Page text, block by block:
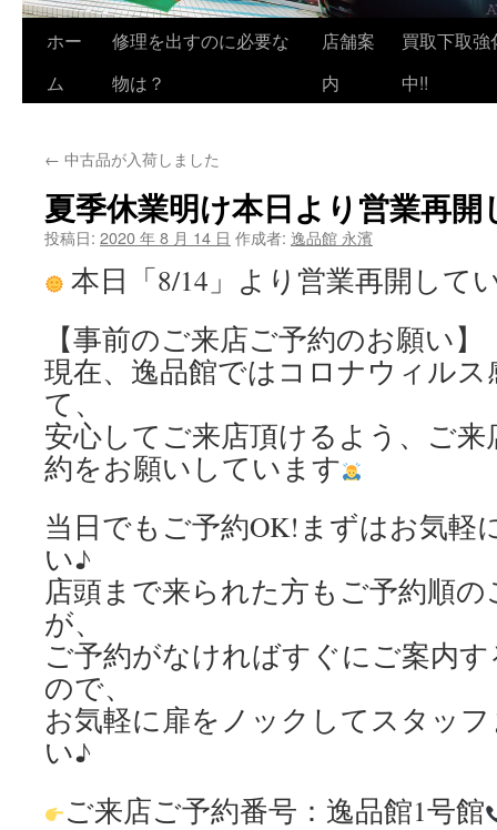
ホー
ム
修理を出すのに必要な
物は？
店舗案
内
買取下取強
中!!
← 中古品が入荷しました
夏季休業明け本日より営業再
投稿日: 2020 年 8 月 14 日 作成者: 逸品館 永濱
本日「8/14」より営業再開して
【事前のご来店ご予約のお願い】
現在、逸品館ではコロナウィル
て、
安心してご来店頂けるよう、ご
約をお願いしています
当日でもご予約OK!まずはお気軽
い♪
店頭まで来られた方もご予約順
が、
ご予約がなければすぐにご案内
ので、
お気軽に扉をノックしてスタッ
い♪
ご来店ご予約番号：逸品館1号館